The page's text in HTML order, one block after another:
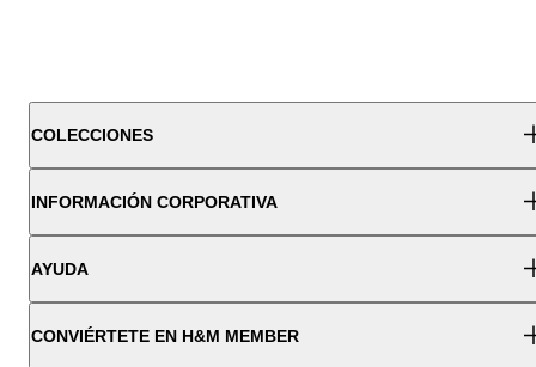
COLECCIONES
INFORMACIÓN CORPORATIVA
AYUDA
CONVIÉRTETE EN H&M MEMBER